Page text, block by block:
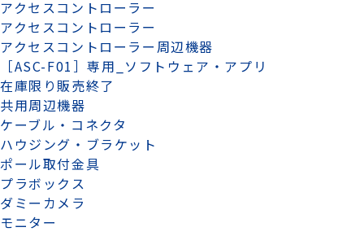
アクセスコントローラー
アクセスコントローラー
アクセスコントローラー周辺機器
［ASC-F01］専用_ソフトウェア・アプリ
在庫限り販売終了
共用周辺機器
ケーブル・コネクタ
ハウジング・ブラケット
ポール取付金具
プラボックス
ダミーカメラ
モニター